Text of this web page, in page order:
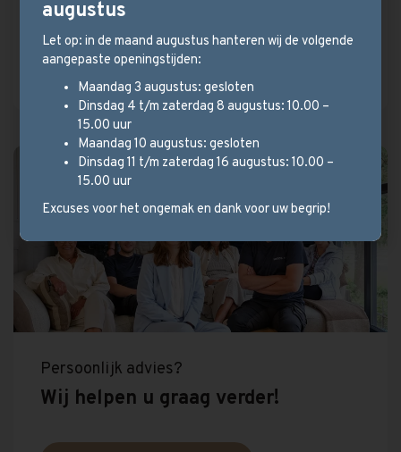
Bekijk vloeren
Persoonlijk advies?
Wij helpen u graag verder!
augustus
Let op: in de maand augustus hanteren wij de volgende
aangepaste openingstijden:
Maandag 3 augustus: gesloten
Dinsdag 4 t/m zaterdag 8 augustus: 10.00 –
15.00 uur
Maandag 10 augustus: gesloten
Dinsdag 11 t/m zaterdag 16 augustus: 10.00 –
15.00 uur
Excuses voor het ongemak en dank voor uw begrip!